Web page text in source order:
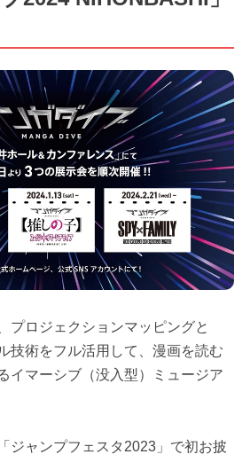
プロジェクションマッピングと
技術をフル活用して、漫画を読む
イマーシブ（没入型）ミュージア
ジャンプフェスタ2023」で初お披